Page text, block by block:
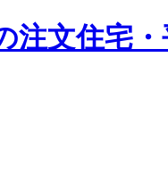
注文住宅